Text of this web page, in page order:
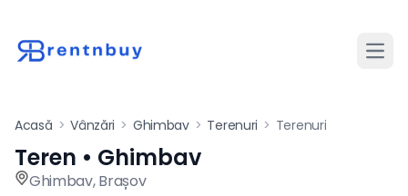
Acasă > Vânzări > Ghimbav > Terenuri > Terenuri
Teren de vânzare în
Teren • Ghimbav
Ghimbav,Brașov